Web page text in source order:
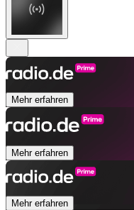
Mehr erfahren
Mehr erfahren
Mehr erfahren